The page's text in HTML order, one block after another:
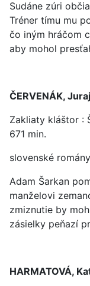
Sudáne zúri
Tréner tímu mu
čo iným hráčom
aby mohol
ČERVENÁK, Juraj
Zakliaty kláštor :
671 min.
slovenské romány
Adam Šarkan
manželovi
zmiznutie by
zásielky peňazí
HARMATOVÁ,